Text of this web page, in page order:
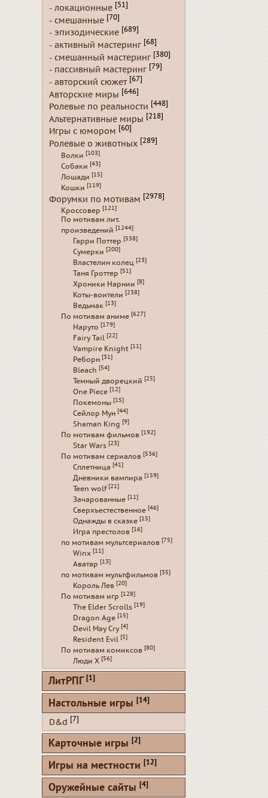
- локационные [51]
- смешанные [70]
- эпизодические [689]
- активный мастеринг [68]
- смешанный мастеринг [380]
- пассивный мастеринг [79]
- авторский сюжет [67]
Авторские миры [646]
Ролевые по реальности [448]
Альтернативные миры [218]
Игры с юмором [60]
Ролевые о животных [289]
Волки [103]
Собаки [43]
Лошади [15]
Кошки [119]
Форумки по мотивам [2978]
Кроссовер [121]
По мотивам лит.
произведений [1244]
Гарри Поттер [538]
Сумерки [200]
Властелин колец [23]
Таня Гроттер [51]
Хроники Нарнии [8]
Коты-воители [238]
Ведьмак [13]
По мотивам аниме [627]
Наруто [179]
Fairy Tail [22]
Vampire Knight [11]
Реборн [31]
Bleach [54]
Темный дворецкий [25]
One Piece [12]
Покемоны [15]
Сейлор Мун [44]
Shaman King [9]
По мотивам фильмов [192]
Star Wars [23]
По мотивам сериалов [536]
Сплетница [41]
Дневники вампира [159]
Teen wolf [21]
Зачарованные [11]
Сверхъестественное [46]
Однажды в сказке [15]
Игра престолов [16]
по мотивам мультсериалов [75]
Winx [11]
Аватар [13]
по мотивам мультфильмов [35]
Король Лев [20]
По мотивам игр [128]
The Elder Scrolls [19]
Dragon Age [15]
Devil May Cry [4]
Resident Evil [5]
По мотивам комиксов [80]
Люди Х [56]
ЛитРПГ [1]
Настольные игры [14]
D&d [7]
Карточные игры [2]
Игры на местности [12]
Оружейные сайты [4]